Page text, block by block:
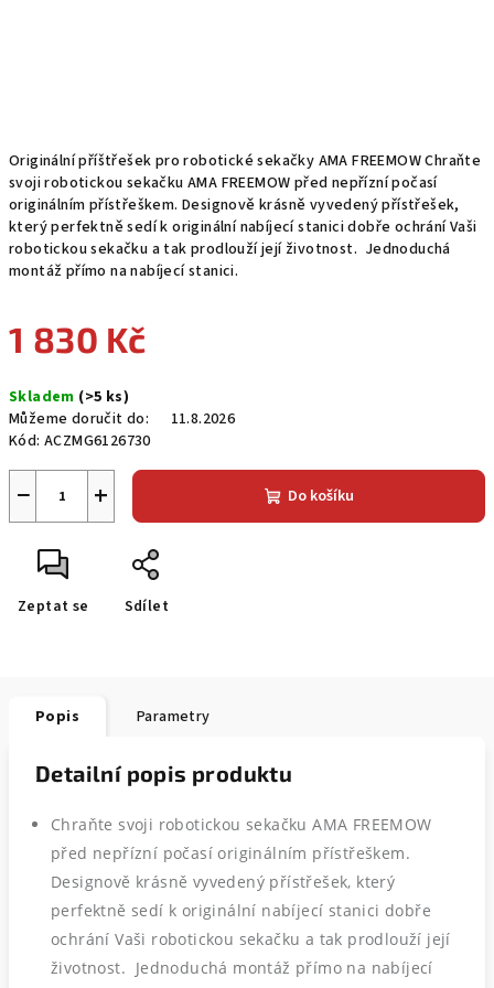
Originální příštřešek pro robotické sekačky AMA FREEMOW Chraňte
svoji robotickou sekačku AMA FREEMOW před nepřízní počasí
originálním přístřeškem. Designově krásně vyvedený přístřešek,
který perfektně sedí k originální nabíjecí stanici dobře ochrání Vaši
robotickou sekačku a tak prodlouží její životnost. Jednoduchá
montáž přímo na nabíjecí stanici.
1 830 Kč
cena:
Skladem (>5 ks)
Můžeme doručit do:
11.8.2026
Kód: ACZMG6126730
+
− Do košíku
Zeptat se Sdílet
Popis Parametry
Detailní popis produktu
Chraňte svoji robotickou sekačku AMA FREEMOW
před nepřízní počasí originálním přístřeškem.
Designově krásně vyvedený přístřešek, který
perfektně sedí k originální nabíjecí stanici dobře
ochrání Vaši robotickou sekačku a tak prodlouží její
životnost. Jednoduchá montáž přímo na nabíjecí